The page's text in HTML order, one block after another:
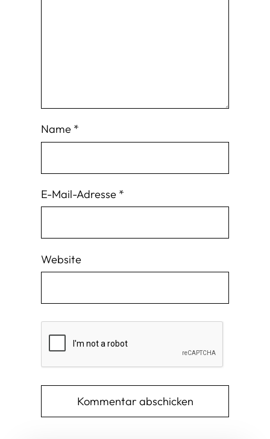
Name *
E-Mail-Adresse *
Website